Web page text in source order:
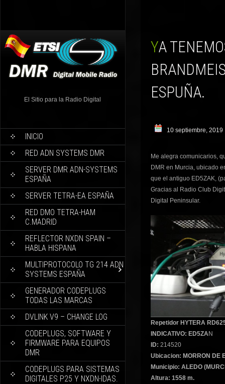
El Sitio para la Radio Digital
INICIO
RED ADN SYSTEMS DMR
SERVER DMR ADN-SYSTEMS
ESPAÑA
SERVER TETRA-EA ESPAÑA
RED DMO TETRA-HAM
C.MADRID
REFLECTOR NXDN SPAIN –
HABLA HISPANA
MULTIPROTOCOLO TG 214 ADN
SYSTEMS ESPAÑA
GENERADOR CODEPLUGS
TODAS LAS MARCAS
DVLINK V9 – CHANGE LOG
CODEPLUGS, SOFTWARE Y
FIRMWARE PARA EQUIPOS
DMR
CODEPLUGS PARA SISTEMAS
DIGITALES P25 Y NXDN-IDAS.
YA TENEMOS NUEVAMENTE REPETIDOR DMR –
ESPUÑA.
10 septiembre, 2019
Me alegra comunicarios,
DMR en Murcia, ubicado
que el antiguo ED5ZAK,
Gracias al Radio Club
Digital Peninsular.
Repetidor HYTERA
INDICATIVO: ED5ZAN
ID: 214520
Ubicacion: MORRON DE
Municipio: ALEDO
Altura: 1558 m.